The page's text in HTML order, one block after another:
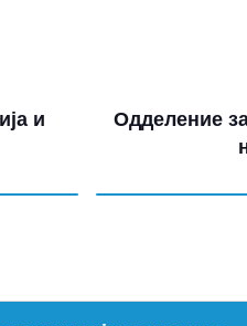
и
Одделение